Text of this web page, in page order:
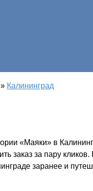
» Калининград
«Маяки» в
заказ за пару
заранее и